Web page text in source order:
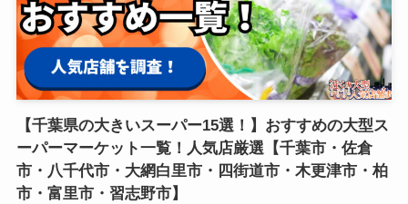
【千葉県の大きいスーパー15選！】おすすめの大型ス
ーパーマーケット一覧！人気店厳選【千葉市・佐倉
市・八千代市・大網白里市・四街道市・木更津市・柏
市・富里市・習志野市】